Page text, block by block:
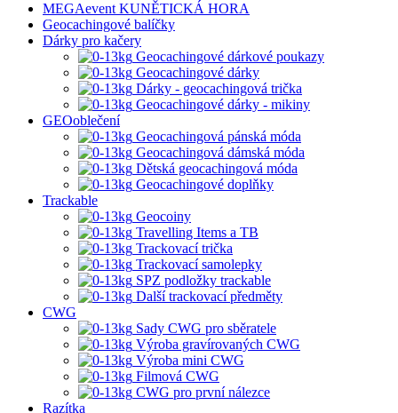
MEGAevent KUNĚTICKÁ HORA
Geocachingové balíčky
Dárky pro kačery
Geocachingové dárkové poukazy
Geocachingové dárky
Dárky - geocachingová trička
Geocachingové dárky - mikiny
GEOoblečení
Geocachingová pánská móda
Geocachingová dámská móda
Dětská geocachingová móda
Geocachingové doplňky
Trackable
Geocoiny
Travelling Items a TB
Trackovací trička
Trackovací samolepky
SPZ podložky trackable
Další trackovací předměty
CWG
Sady CWG pro sběratele
Výroba gravírovaných CWG
Výroba mini CWG
Filmová CWG
CWG pro první nálezce
Razítka